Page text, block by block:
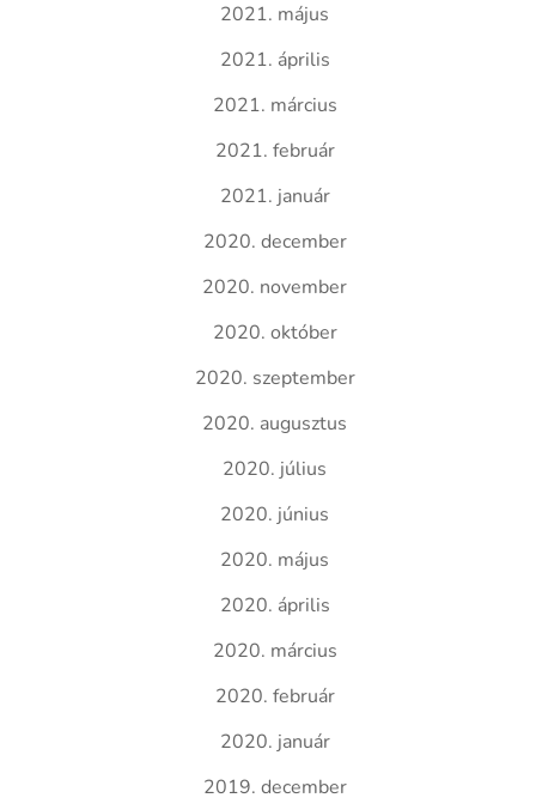
2021. május
2021. április
2021. március
2021. február
2021. január
2020. december
2020. november
2020. október
2020. szeptember
2020. augusztus
2020. július
2020. június
2020. május
2020. április
2020. március
2020. február
2020. január
2019. december